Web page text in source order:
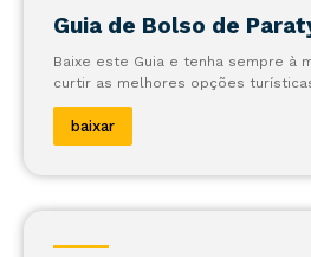
Guia de Bolso de
Baixe este Guia e tenha sempre à
curtir as melhores opções
baixar